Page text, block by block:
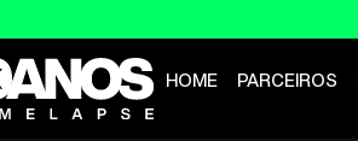
HOME PARCEIROS